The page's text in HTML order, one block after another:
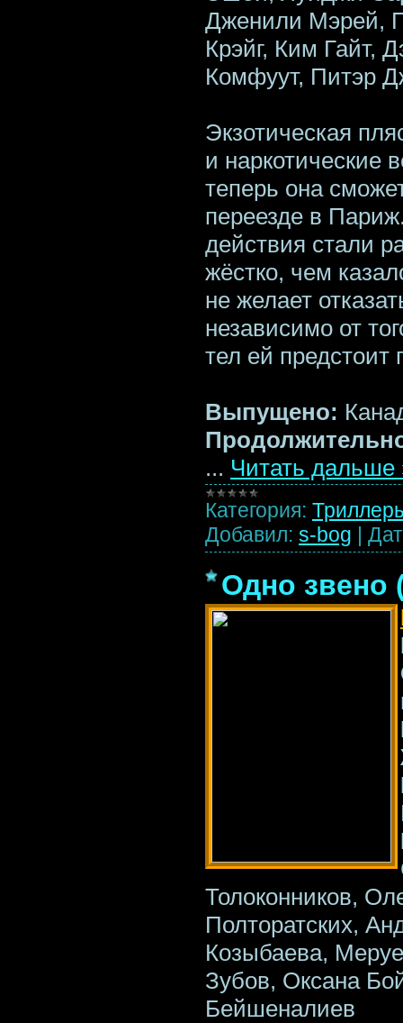
Дженили Мэрей,
Крэйг, Ким Гайт,
Комфуут, Питэр
Экзотическая
и наркотические
теперь она
переезде в
действия стали
жёстко, чем
не желает
независимо от
тел ей
Выпущено:
... Читать дальше
Категория:
Добавил: s-bog |
Одно звено
Толоконников,
Полторатских,
Козыбаева,
Зубов, Оксана
Бейшеналиев